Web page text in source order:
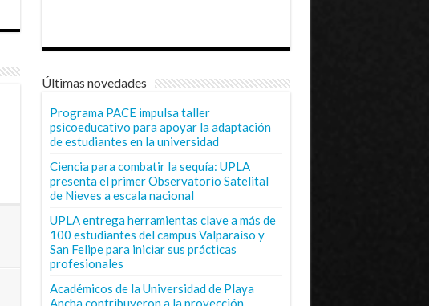
Últimas novedades
Programa PACE impulsa taller
psicoeducativo para apoyar la adaptación
de estudiantes en la universidad
Ciencia para combatir la sequía: UPLA
presenta el primer Observatorio Satelital
de Nieves a escala nacional
UPLA entrega herramientas clave a más de
100 estudiantes del campus Valparaíso y
San Felipe para iniciar sus prácticas
profesionales
Académicos de la Universidad de Playa
Ancha contribuyeron a la proyección